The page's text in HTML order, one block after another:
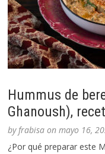
Hummus de
Ghanoush),
byfrabisa onmayo 16,
¿Por qué preparar este